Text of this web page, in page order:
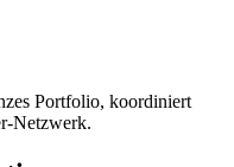
Portfolio, koordiniert
Netzwerk.